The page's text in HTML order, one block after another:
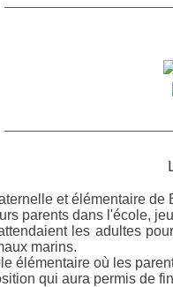
et élémentaire
parents dans l'école,
les adultes
marins.
élémentaire où les
qui aura permis de